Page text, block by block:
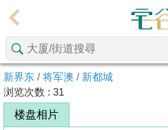
理
主
页
搵
楼/
新界东 / 将军澳 / 新都城
浏览次数 : 31
楼盘相片